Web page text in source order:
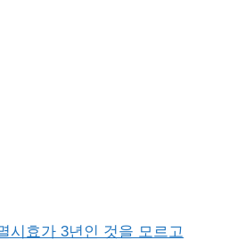
시효가 3년인 것을 모르고